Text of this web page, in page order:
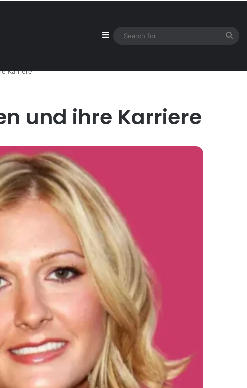
Sidebar
Karriere
und ihre Karriere